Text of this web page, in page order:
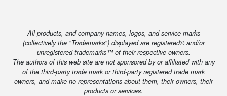
All products, and company names, logos, and service marks
(collectively the "Trademarks") displayed are registered® and/or
unregistered trademarks™ of their respective owners.
The authors of this web site are not sponsored by or affiliated with any
of the third-party trade mark or third-party registered trade mark
owners, and make no representations about them, their owners, their
products or services.